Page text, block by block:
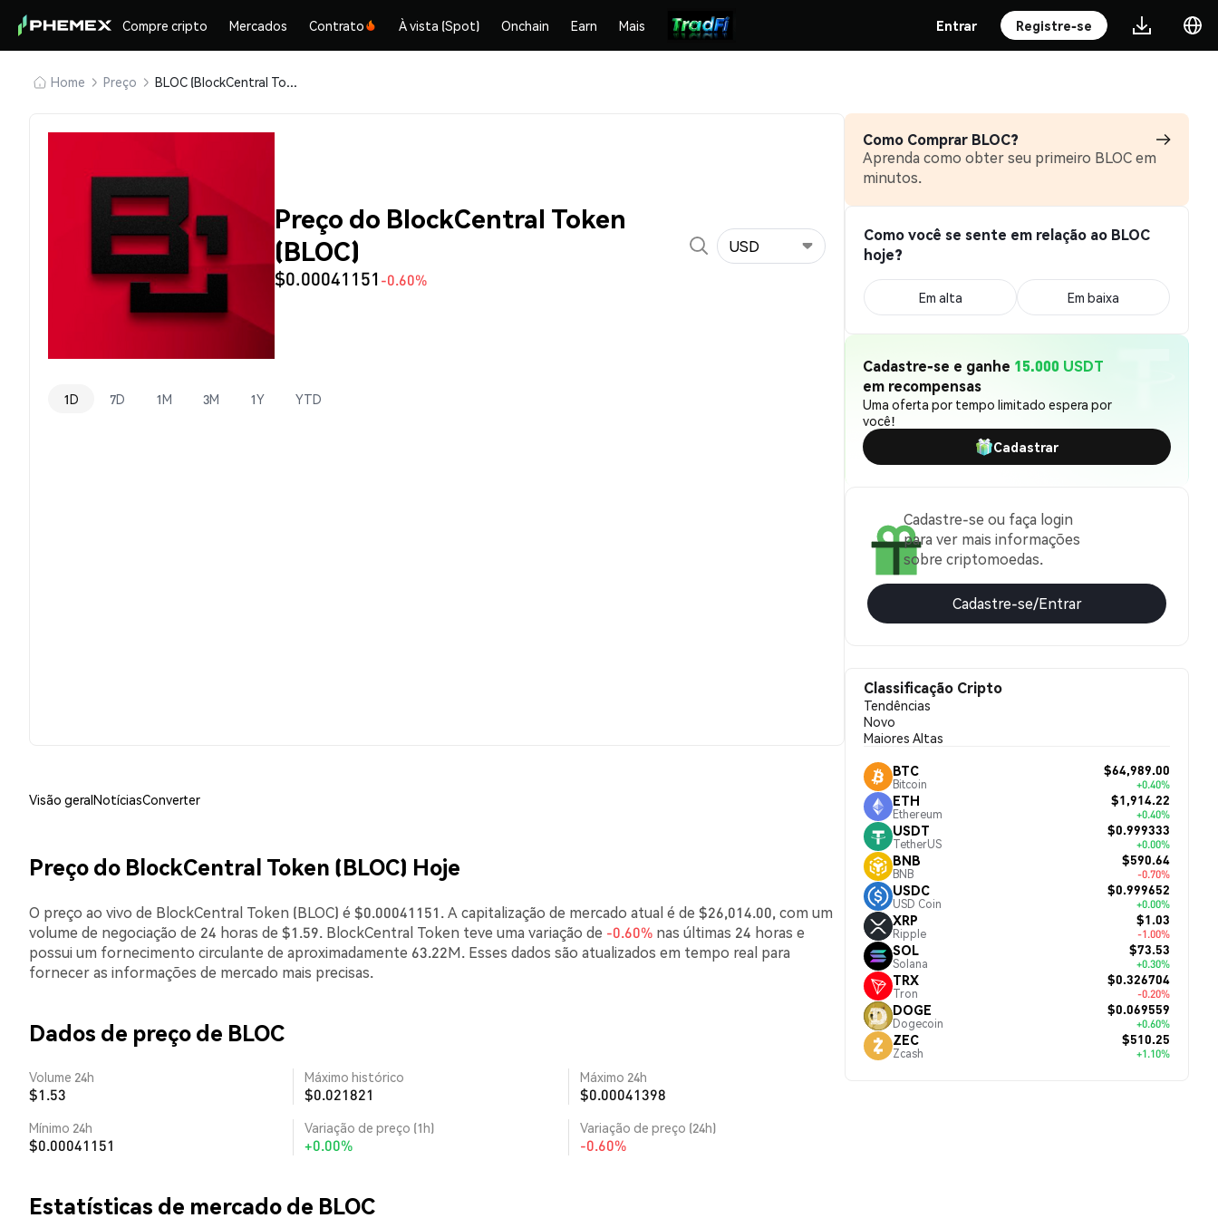
Compre cripto Mercados Contrato À vista (Spot) Onchain Earn Mais Entrar Registre-se
Home Preço BLOC (BlockCentral Token)
Preço do BlockCentral Token
(BLOC)
$0.00041151-0.60%
USD
1D 7D 1M 3M 1Y YTD
Visão geralNotíciasConverter
Preço do BlockCentral Token (BLOC) Hoje
O preço ao vivo de BlockCentral Token (BLOC) é $0.00041151. A capitalização de mercado atual é de $26,014.00, com um
volume de negociação de 24 horas de $1.59. BlockCentral Token teve uma variação de -0.60% nas últimas 24 horas e
possui um fornecimento circulante de aproximadamente 63.22M. Esses dados são atualizados em tempo real para
fornecer as informações de mercado mais precisas.
Dados de preço de BLOC
Volume 24h
$1.53
Máximo histórico
$0.021821
Máximo 24h
$0.00041398
Mínimo 24h
$0.00041151
Variação de preço (1h)
+0.00%
Variação de preço (24h)
-0.60%
Estatísticas de mercado de BLOC
Como Comprar BLOC?
Aprenda como obter seu primeiro BLOC em
minutos.
Como você se sente em relação ao BLOC
hoje?
Em alta Em baixa
Cadastre-se e ganhe 15.000 USDT
em recompensas
Uma oferta por tempo limitado espera por
você!
Cadastrar
Cadastre-se ou faça login
para ver mais informações
sobre criptomoedas.
Cadastre-se/Entrar
Classificação Cripto
Tendências
Novo
Maiores Altas
BTC
Bitcoin
$64,989.00
+0.40%
ETH
Ethereum
$1,914.22
+0.40%
USDT
TetherUS
$0.999333
+0.00%
BNB
BNB
$590.64
-0.70%
USDC
USD Coin
$0.999652
+0.00%
XRP
Ripple
$1.03
-1.00%
SOL
Solana
$73.53
+0.30%
TRX
Tron
$0.326704
-0.20%
DOGE
Dogecoin
$0.069559
+0.60%
ZEC
Zcash
$510.25
+1.10%